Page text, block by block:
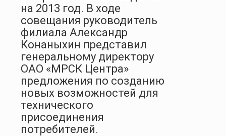
на 2013 год. В ходе
совещания руководитель
филиала Александр
Конаныхин представил
генеральному директору
ОАО «МРСК Центра»
предложения по созданию
новых возможностей для
технического
присоединения
потребителей.